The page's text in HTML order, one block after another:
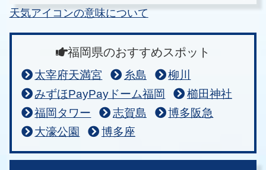
天気アイコンの意味について
福岡県のおすすめスポット
太宰府天満宮 糸島
柳川
みずほPayPayドーム福岡
櫛田神社
福岡タワー
志賀島
博多阪急
大濠公園
博多座